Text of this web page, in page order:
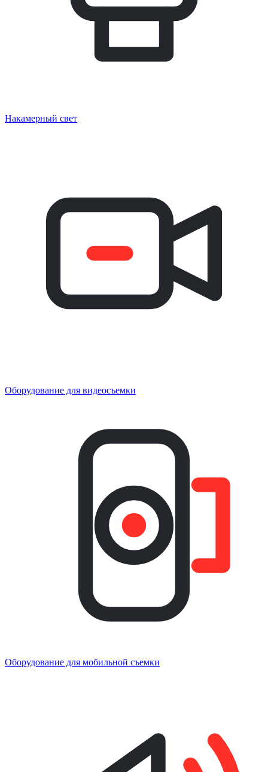
Накамерный свет
Оборудование для видеосъемки
Оборудование для мобильной съемки